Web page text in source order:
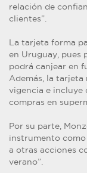
relación de
clientes”.
La tarjeta forma
en Uruguay, pues
podrá canjear en
Además, la
vigencia e incluye
compras en
Por su parte,
instrumento como
a otras acciones
verano”.